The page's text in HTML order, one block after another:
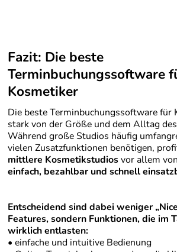
Fazit: Die beste
Terminbuchungssoftware
Kosmetiker
Die beste Terminbuchungssoftware für
stark von der Größe und dem Alltag
Während große Studios häufig
vielen Zusatzfunktionen benötigen,
mittlere Kosmetikstudiosvor allem
einfach, bezahlbar und schnell
Entscheidend sind dabei weniger
Features, sondern Funktionen, die im
wirklich entlasten:
• einfache und intuitive Bedienung